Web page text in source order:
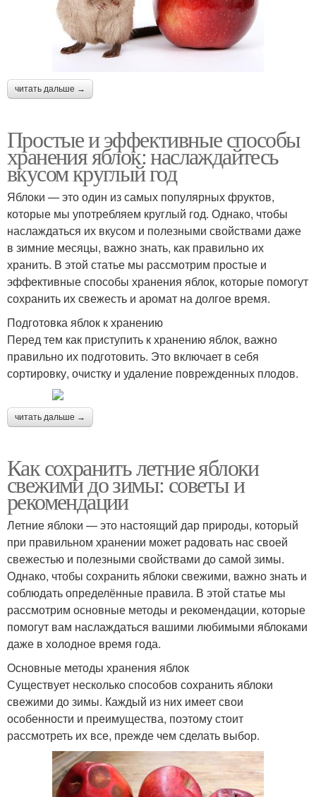
читать дальше →
Простые и эффективные способы
хранения яблок: наслаждайтесь
вкусом круглый год
Яблоки — это один из самых популярных фруктов,
которые мы употребляем круглый год. Однако, чтобы
наслаждаться их вкусом и полезными свойствами даже
в зимние месяцы, важно знать, как правильно их
хранить. В этой статье мы рассмотрим простые и
эффективные способы хранения яблок, которые помогут
сохранить их свежесть и аромат на долгое время.
Подготовка яблок к хранению
Перед тем как приступить к хранению яблок, важно
правильно их подготовить. Это включает в себя
сортировку, очистку и удаление поврежденных плодов.
читать дальше →
Как сохранить летние яблоки
свежими до зимы: советы и
рекомендации
Летние яблоки — это настоящий дар природы, который
при правильном хранении может радовать нас своей
свежестью и полезными свойствами до самой зимы.
Однако, чтобы сохранить яблоки свежими, важно знать и
соблюдать определённые правила. В этой статье мы
рассмотрим основные методы и рекомендации, которые
помогут вам наслаждаться вашими любимыми яблоками
даже в холодное время года.
Основные методы хранения яблок
Существует несколько способов сохранить яблоки
свежими до зимы. Каждый из них имеет свои
особенности и преимущества, поэтому стоит
рассмотреть их все, прежде чем сделать выбор.